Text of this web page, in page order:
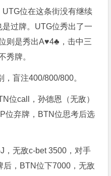
位在这条街没有继续
过牌。UTG位秀出了一
则是秀出A♥️4♣️，击中三
秀牌。
盲注400/800/800。
位call，孙德恩（无敌）
位弃牌，BTN位思考后选
，无敌c-bet 3500，对手
后，BTN位下7000，无敌